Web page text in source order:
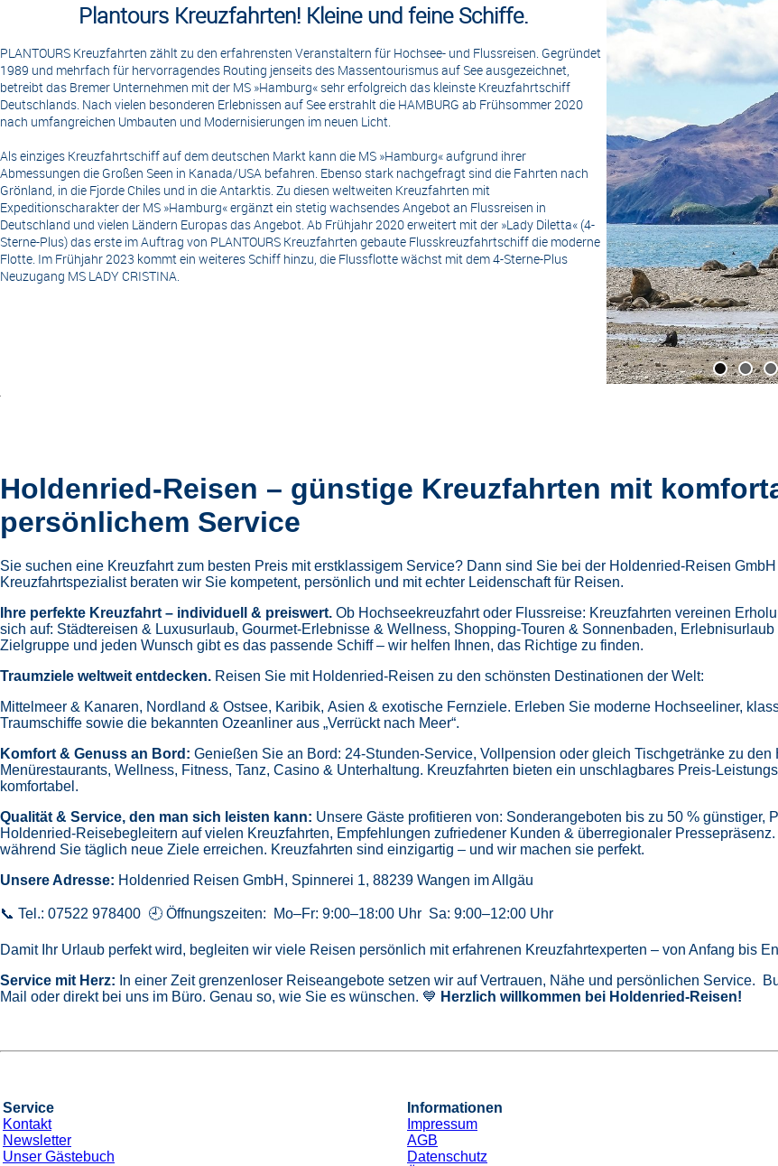
Plantours Kreuzfahrten! Kleine und feine Schiffe.
PLANTOURS Kreuzfahrten zählt zu den erfahrensten Veranstaltern für Hochsee- und Flussreisen. Gegründet
1989 und mehrfach für hervorragendes Routing jenseits des Massentourismus auf See ausgezeichnet,
betreibt das Bremer Unternehmen mit der MS »Hamburg« sehr erfolgreich das kleinste Kreuzfahrtschiff
Deutschlands. Nach vielen besonderen Erlebnissen auf See erstrahlt die HAMBURG ab Frühsommer 2020
nach umfangreichen Umbauten und Modernisierungen im neuen Licht.
Als einziges Kreuzfahrtschiff auf dem deutschen Markt kann die MS »Hamburg« aufgrund ihrer
Abmessungen die Großen Seen in Kanada/USA befahren. Ebenso stark nachgefragt sind die Fahrten nach
Grönland, in die Fjorde Chiles und in die Antarktis. Zu diesen weltweiten Kreuzfahrten mit
Expeditionscharakter der MS »Hamburg« ergänzt ein stetig wachsendes Angebot an Flussreisen in
Deutschland und vielen Ländern Europas das Angebot. Ab Frühjahr 2020 erweitert mit der »Lady Diletta« (4-
Sterne-Plus) das erste im Auftrag von PLANTOURS Kreuzfahrten gebaute Flusskreuzfahrtschiff die moderne
Flotte. Im Frühjahr 2023 kommt ein weiteres Schiff hinzu, die Flussflotte wächst mit dem 4-Sterne-Plus
Neuzugang MS LADY CRISTINA.
Holdenried-Reisen – günstige Kreuzfahrten mit
persönlichem Service
Sie suchen eine Kreuzfahrt zum besten Preis mit erstklassigem Service? Dann sind Sie bei der Holdenried-Reisen
Kreuzfahrtspezialist beraten wir Sie kompetent, persönlich und mit echter Leidenschaft für Reisen.
Ihre perfekte Kreuzfahrt – individuell & preiswert. Ob Hochseekreuzfahrt oder Flussreise: Kreuzfahrten vereinen
sich auf: Städtereisen & Luxusurlaub, Gourmet-Erlebnisse & Wellness, Shopping-Touren & Sonnenbaden,
Zielgruppe und jeden Wunsch gibt es das passende Schiff – wir helfen Ihnen, das Richtige zu finden.
Traumziele weltweit entdecken. Reisen Sie mit Holdenried-Reisen zu den schönsten Destinationen der Welt:
Mittelmeer & Kanaren, Nordland & Ostsee, Karibik, Asien & exotische Fernziele. Erleben Sie moderne Hochseeliner,
Traumschiffe sowie die bekannten Ozeanliner aus „Verrückt nach Meer“.
Komfort & Genuss an Bord: Genießen Sie an Bord: 24-Stunden-Service, Vollpension oder gleich Tischgetränke zu den
Menürestaurants, Wellness, Fitness, Tanz, Casino & Unterhaltung. Kreuzfahrten bieten ein unschlagbares Preis-
komfortabel.
Qualität & Service, den man sich leisten kann: Unsere Gäste profitieren von: Sonderangeboten bis zu 50 % günstiger,
Holdenried-Reisebegleitern auf vielen Kreuzfahrten, Empfehlungen zufriedener Kunden & überregionaler Pressepräsenz.
während Sie täglich neue Ziele erreichen. Kreuzfahrten sind einzigartig – und wir machen sie perfekt.
Unsere Adresse: Holdenried Reisen GmbH, Spinnerei 1, 88239 Wangen im Allgäu
📞 Tel.: 07522 978400 🕘 Öffnungszeiten: Mo–Fr: 9:00–18:00 Uhr Sa: 9:00–12:00 Uhr
Damit Ihr Urlaub perfekt wird, begleiten wir viele Reisen persönlich mit erfahrenen Kreuzfahrtexperten – von Anfang bis
Service mit Herz: In einer Zeit grenzenloser Reiseangebote setzen wir auf Vertrauen, Nähe und persönlichen Service.
Mail oder direkt bei uns im Büro. Genau so, wie Sie es wünschen. 💙 Herzlich willkommen bei Holdenried-Reisen!
Service
Kontakt
Newsletter
Unser Gästebuch
Informationen
Impressum
AGB
Datenschutz